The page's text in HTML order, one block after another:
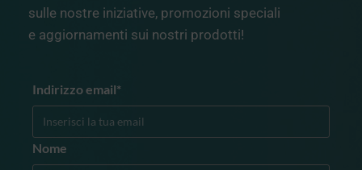
sulle nostre iniziative, promozioni speciali
e aggiornamenti sui nostri prodotti!
Indirizzo email*
Nome